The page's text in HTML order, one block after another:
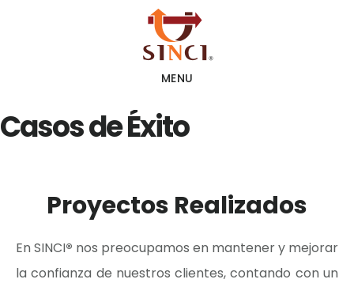
MENU
Casos de Éxito
Proyectos Realizados
En SINCI® nos preocupamos en mantener y mejorar
la confianza de nuestros clientes, contando con un